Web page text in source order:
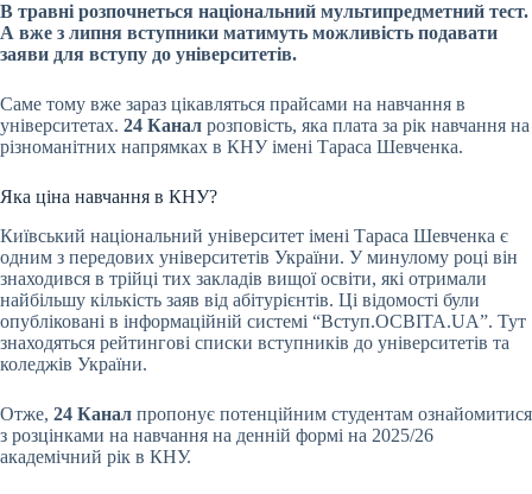
В травні розпочнеться національний мультипредметний тест.
А вже з липня вступники матимуть можливість подавати
заяви для вступу до університетів.
Саме тому вже зараз цікавляться прайсами на навчання в
університетах. 24 Канал розповість, яка плата за рік навчання на
різноманітних напрямках в КНУ імені Тараса Шевченка.
Яка ціна навчання в КНУ?
Київський національний університет імені Тараса Шевченка є
одним з передових університетів України. У минулому році він
знаходився в трійці тих закладів вищої освіти, які отримали
найбільшу кількість заяв від абітурієнтів. Ці відомості були
опубліковані в інформаційній системі “Вступ.ОСВІТА.UA”. Тут
знаходяться рейтингові списки вступників до університетів та
коледжів України.
Отже, 24 Канал пропонує потенційним студентам ознайомитися
з розцінками на навчання на денній формі на 2025/26
академічний рік в КНУ.